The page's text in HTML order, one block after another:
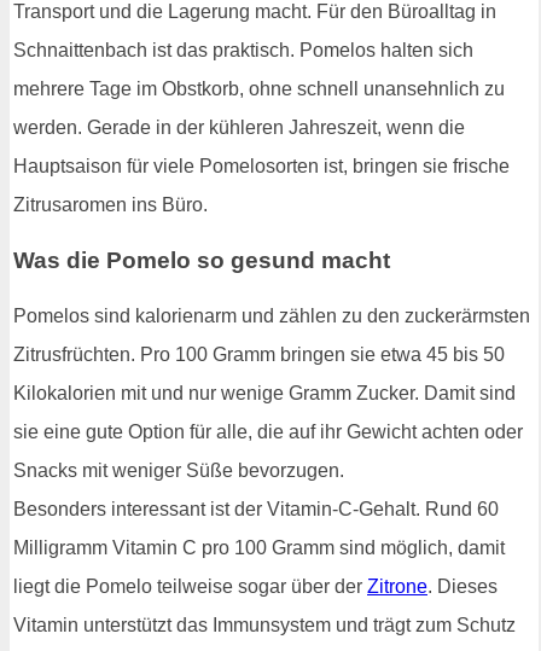
Transport und die Lagerung macht. Für den Büroalltag in
Schnaittenbach ist das praktisch. Pomelos halten sich
mehrere Tage im Obstkorb, ohne schnell unansehnlich zu
werden. Gerade in der kühleren Jahreszeit, wenn die
Hauptsaison für viele Pomelosorten ist, bringen sie frische
Zitrusaromen ins Büro.
Was die Pomelo so gesund macht
Pomelos sind kalorienarm und zählen zu den zuckerärmsten
Zitrusfrüchten. Pro 100 Gramm bringen sie etwa 45 bis 50
Kilokalorien mit und nur wenige Gramm Zucker. Damit sind
sie eine gute Option für alle, die auf ihr Gewicht achten oder
Snacks mit weniger Süße bevorzugen.
Besonders interessant ist der Vitamin-C-Gehalt. Rund 60
Milligramm Vitamin C pro 100 Gramm sind möglich, damit
liegt die Pomelo teilweise sogar über der Zitrone. Dieses
Vitamin unterstützt das Immunsystem und trägt zum Schutz